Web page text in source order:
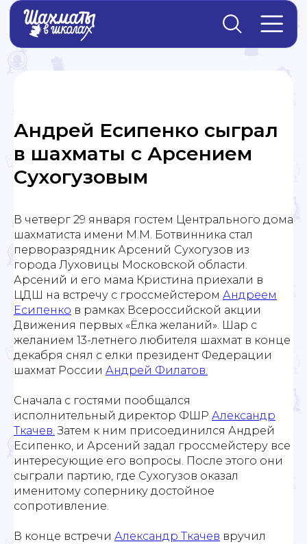
Андрей Есипенко сыграл
в шахматы с Арсением
Сухогузовым
В четверг 29 января гостем Центрального дома
шахматиста имени М.М. Ботвинника стал
перворазрядник Арсений Сухогузов из
города Луховицы Московской области.
Арсений и его мама Кристина приехали в
ЦДШ на встречу с гроссмейстером Андреем
Есипенко в рамках Всероссийской акции
Движения первых «Ёлка желаний». Шар с
желанием 13-летнего любителя шахмат в конце
декабря снял с елки президент Федерации
шахмат России Андрей Филатов.
Сначала с гостями пообщался
исполнительный директор ФШР Александр
Ткачев. Затем к ним присоединился Андрей
Есипенко, и Арсений задал гроссмейстеру все
интересующие его вопросы. После этого они
сыграли партию, где Сухогузов оказал
именитому сопернику достойное
сопротивление.
В конце встречи Александр Ткачев вручил